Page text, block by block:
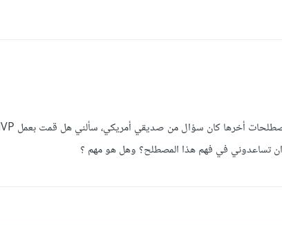
تساعدوني في فهم هذا المصطلح؟ وهل هو مهم ؟